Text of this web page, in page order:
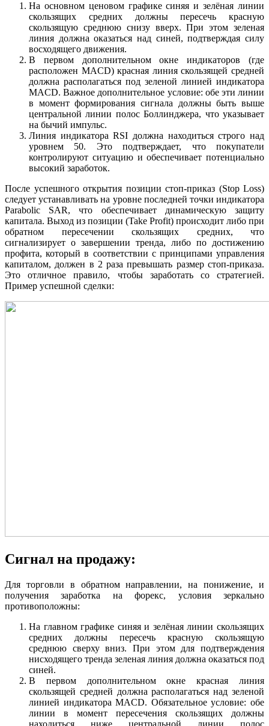
На основном ценовом графике синяя и зелёная линии
скользящих средних должны пересечь красную
скользящую среднюю снизу вверх. При этомзеленая
линия должна оказаться над синей, подтверждая силу
восходящего движения.
В первом дополнительном окне индикаторов (где
расположен MACD) красная линия скользящей средней
должна располагаться под зеленой линией индикатора
MACD. Важное дополнительное условие: обе эти линии
в момент формирования сигнала должны быть выше
центральной линии полос Боллинджера, что указывает
на бычий импульс.
Линия индикатора RSI должна находитьсястрого над
уровнем 50. Это подтверждает, что покупатели
контролируют ситуацию и обеспечивает потенциально
высокий заработок.
После успешного открытия позиции стоп-приказ (Stop Loss)
следует устанавливать на уровне последней точки индикатора
Parabolic SAR, что обеспечивает динамическую защиту
капитала. Выход из позиции (Take Profit) происходит либо при
обратном пересечении скользящих средних, что
сигнализирует о завершении тренда, либо по достижению
профита, который в соответствии с принципами управления
капиталом, должен в 2 раза превышать размер стоп-приказа.
Это отличное правило, чтобы заработать со стратегией.
Пример успешной сделки:
Сигнал на продажу:
Для торговли в обратном направлении, на понижение, и
получения заработка на форекс, условия зеркально
противоположны:
На главном графике синяя и зелёная линии скользящих
средних должны пересечь красную скользящую
среднюю сверху вниз. При этом для подтверждения
нисходящего тренда зеленая линия должна оказаться под
синей.
В первом дополнительном окне красная линия
скользящей средней должна располагатьсянад зеленой
линией индикатора MACD. Обязательное условие: обе
линии в момент пересечения скользящих должны
находиться ниже центральной линии полос